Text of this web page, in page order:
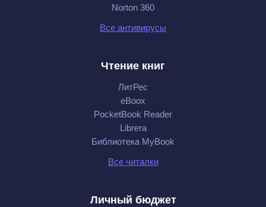
Norton 360
Все антивирусы
Чтение книг
ЛитРес
eBoox
PocketBook Reader
Librera
Библиотека MyBook
Все читалки
Личный бюджет